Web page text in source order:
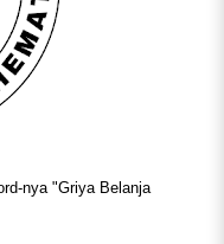
nya "Griya Belanja